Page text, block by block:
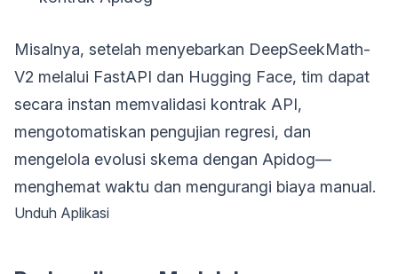
Misalnya, setelah menyebarkan DeepSeekMath-
V2 melalui FastAPI dan Hugging Face, tim dapat
secara instan memvalidasi kontrak API,
mengotomatiskan pengujian regresi, dan
mengelola evolusi skema dengan Apidog—
menghemat waktu dan mengurangi biaya manual.
Unduh Aplikasi